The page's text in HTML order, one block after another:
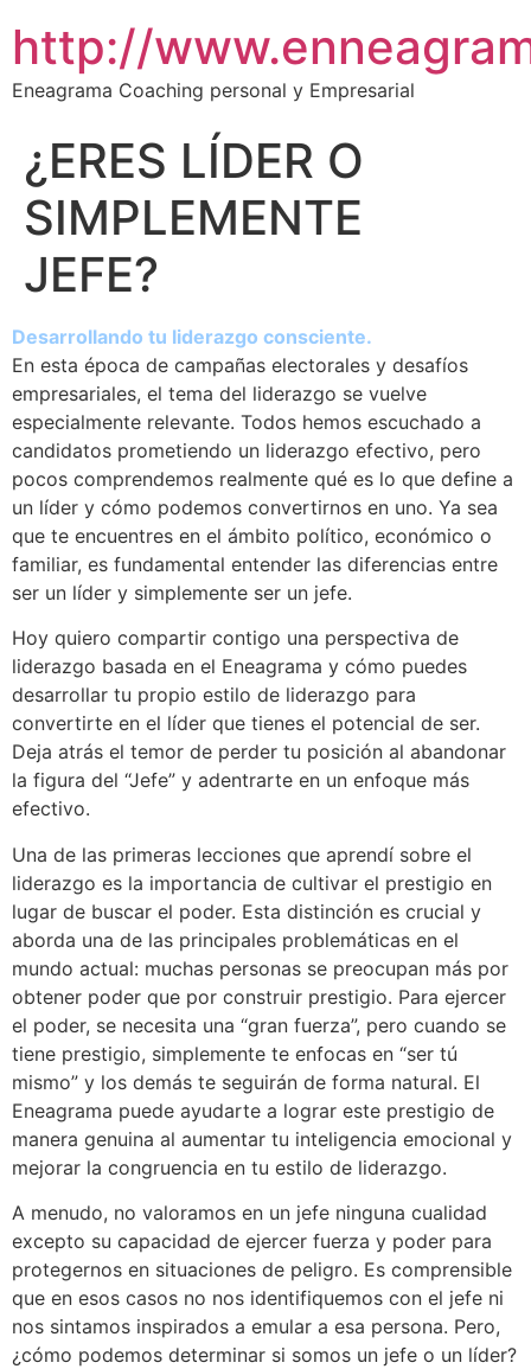
http://
Eneagrama Coaching personal y Empresarial
¿ERES LÍDER O
SIMPLEMENTE
JEFE?
Desarrollando tu liderazgo consciente.
En esta época de campañas electorales y desafíos
empresariales, el tema del liderazgo se vuelve
especialmente relevante. Todos hemos escuchado a
candidatos prometiendo un liderazgo efectivo, pero
pocos comprendemos realmente qué es lo que define a
un líder y cómo podemos convertirnos en uno. Ya sea
que te encuentres en el ámbito político, económico o
familiar, es fundamental entender las diferencias entre
ser un líder y simplemente ser un jefe.
Hoy quiero compartir contigo una perspectiva de
liderazgo basada en el Eneagrama y cómo puedes
desarrollar tu propio estilo de liderazgo para
convertirte en el líder que tienes el potencial de ser.
Deja atrás el temor de perder tu posición al abandonar
la figura del “Jefe” y adentrarte en un enfoque más
efectivo.
Una de las primeras lecciones que aprendí sobre el
liderazgo es la importancia de cultivar el prestigio en
lugar de buscar el poder. Esta distinción es crucial y
aborda una de las principales problemáticas en el
mundo actual: muchas personas se preocupan más por
obtener poder que por construir prestigio. Para ejercer
el poder, se necesita una “gran fuerza”, pero cuando se
tiene prestigio, simplemente te enfocas en “ser tú
mismo” y los demás te seguirán de forma natural. El
Eneagrama puede ayudarte a lograr este prestigio de
manera genuina al aumentar tu inteligencia emocional y
mejorar la congruencia en tu estilo de liderazgo.
A menudo, no valoramos en un jefe ninguna cualidad
excepto su capacidad de ejercer fuerza y poder para
protegernos en situaciones de peligro. Es comprensible
que en esos casos no nos identifiquemos con el jefe ni
nos sintamos inspirados a emular a esa persona. Pero,
¿cómo podemos determinar si somos un jefe o un líder?